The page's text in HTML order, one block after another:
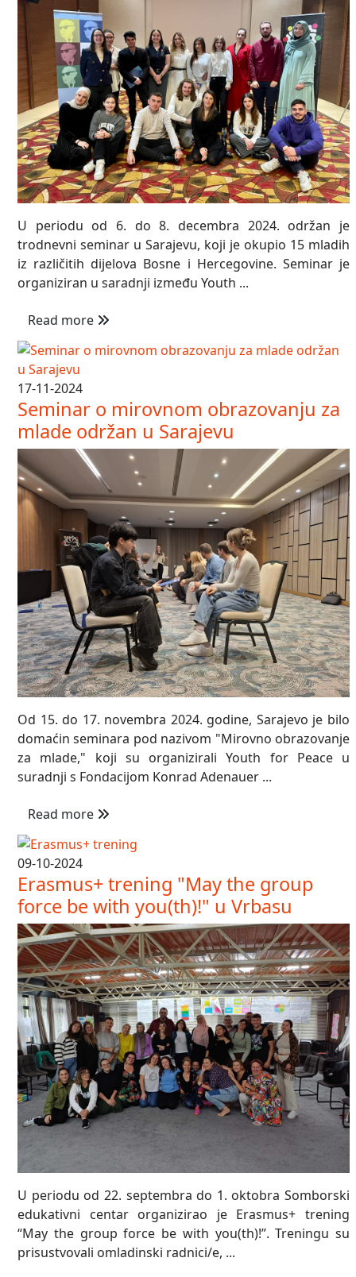
U periodu od 6. do 8. decembra 2024. održan je
trodnevni seminar u Sarajevu, koji je okupio 15 mladih
iz različitih dijelova Bosne i Hercegovine. Seminar je
organiziran u saradnji između Youth ...
Read more
17-11-2024
Seminar o mirovnom obrazovanju za
mlade održan u Sarajevu
Od 15. do 17. novembra 2024. godine, Sarajevo je bilo
domaćin seminara pod nazivom "Mirovno obrazovanje
za mlade," koji su organizirali Youth for Peace u
suradnji s Fondacijom Konrad Adenauer ...
Read more
09-10-2024
Erasmus+ trening "May the group
force be with you(th)!" u Vrbasu
U periodu od 22. septembra do 1. oktobra Somborski
edukativni centar organizirao je Erasmus+ trening
“May the group force be with you(th)!”. Treningu su
prisustvovali omladinski radnici/e, ...